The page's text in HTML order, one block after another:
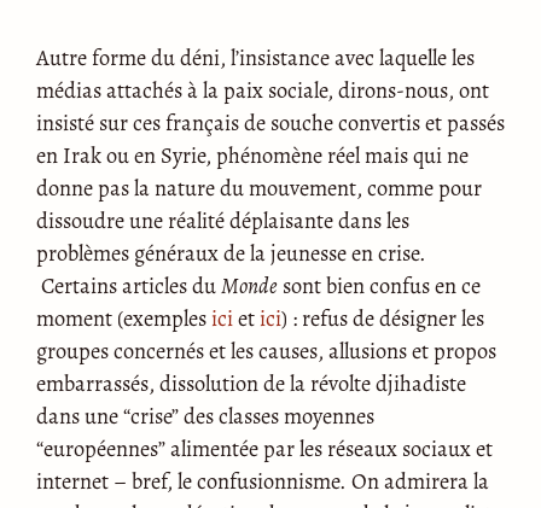
Autre forme du déni, l’insistance avec laquelle les
médias attachés à la paix sociale, dirons-nous, ont
insisté sur ces français de souche convertis et passés
en Irak ou en Syrie, phénomène réel mais qui ne
donne pas la nature du mouvement, comme pour
dissoudre une réalité déplaisante dans les
problèmes généraux de la jeunesse en crise.
Certains articles duMonde sont bien confus en ce
moment (exemples iciet ici) : refus de désigner les
groupes concernés et les causes, allusions et propos
embarrassés, dissolution de la révolte djihadiste
dans une “crise” des classes moyennes
“européennes” alimentée par les réseaux sociaux et
internet – bref, le confusionnisme. On admirera la